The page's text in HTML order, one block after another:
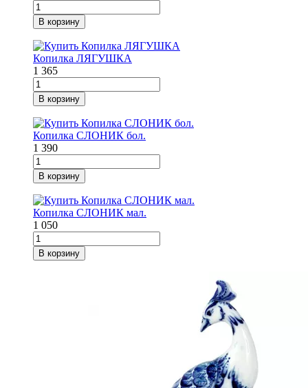
В корзину
Копилка ЛЯГУШКА
1 365
В корзину
Копилка СЛОНИК бол.
1 390
В корзину
Копилка СЛОНИК мал.
1 050
В корзину